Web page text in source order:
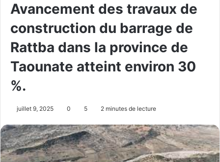
Avancement des travaux de
construction du barrage de
Rattba dans la province de
Taounate atteint environ 30
%.
juillet 9, 2025 0 5 2 minutes de lecture